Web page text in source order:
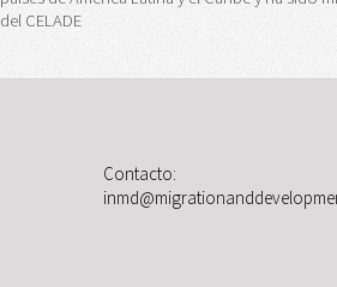
del CELADE
Contacto: